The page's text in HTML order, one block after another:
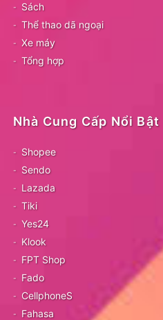
Sách
Thể thao dã ngoại
Xe máy
Tổng hợp
Nhà Cung Cấp Nổi Bật
Shopee
Sendo
Lazada
Tiki
Yes24
Klook
FPT Shop
Fado
CellphoneS
Fahasa